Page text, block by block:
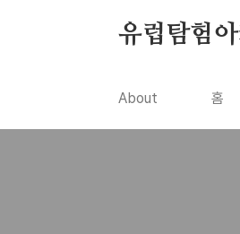
유럽탐험
About 홈